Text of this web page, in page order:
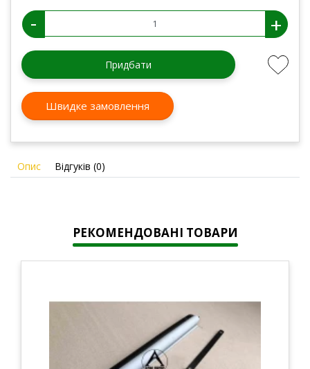
- +
Придбати
Швидке замовлення
Опис Відгуків (0)
РЕКОМЕНДОВАНІ ТОВАРИ